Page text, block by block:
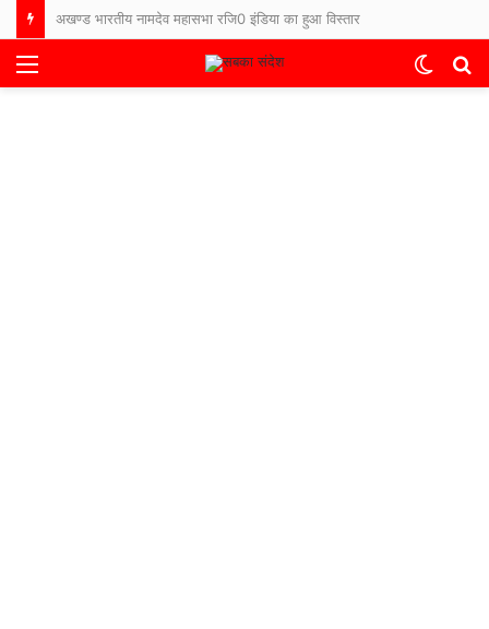
अखण्ड भारतीय नामदेव महासभा रजि0 इंडिया का हुआ विस्तार
Menu
Switch